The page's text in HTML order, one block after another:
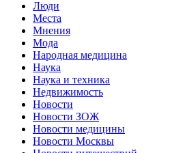
Люди
Места
Мнения
Мода
Народная медицина
Наука
Наука и техника
Недвижимость
Новости
Новости ЗОЖ
Новости медицины
Новости Москвы